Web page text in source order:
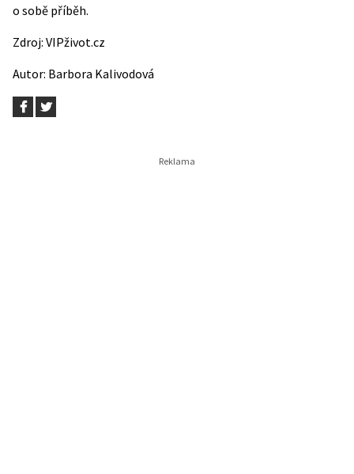
o sobě příběh.
Zdroj: VIPživot.cz
Autor: Barbora Kalivodová